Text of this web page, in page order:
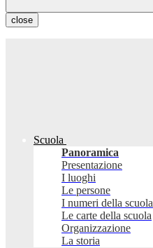
close
Scuola
Panoramica
Presentazione
I luoghi
Le persone
I numeri della scuola
Le carte della scuola
Organizzazione
La storia